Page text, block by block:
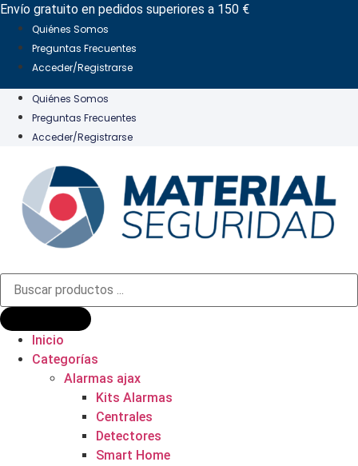
Ir
contenido
Envío gratuito en pedidos superiores a 150 €
Quiénes Somos
Preguntas Frecuentes
Acceder/Registrarse
Quiénes Somos
Preguntas Frecuentes
Acceder/Registrarse
Búsqueda
productos
Inicio
Categorías
Alarmas ajax
Kits Alarmas
Centrales
Detectores
Smart Home